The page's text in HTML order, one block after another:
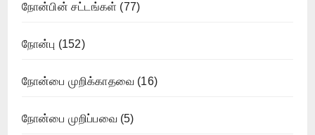
நோன்பின் சட்டங்கள் (77)
நோன்பு (152)
நோன்பை முறிக்காதவை (16)
நோன்பை முறிப்பவை(5)